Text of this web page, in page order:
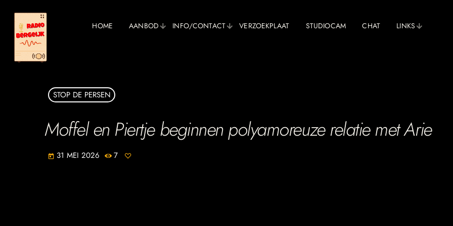
HOME AANBOD INFO/CONTACT VERZOEKPLAAT STUDIOCAM CHAT LINKS
STOP DE PERSEN
Moffel en Piertje beginnen polyamoreuze relatie met Arie
today 31 MEI 2026 7